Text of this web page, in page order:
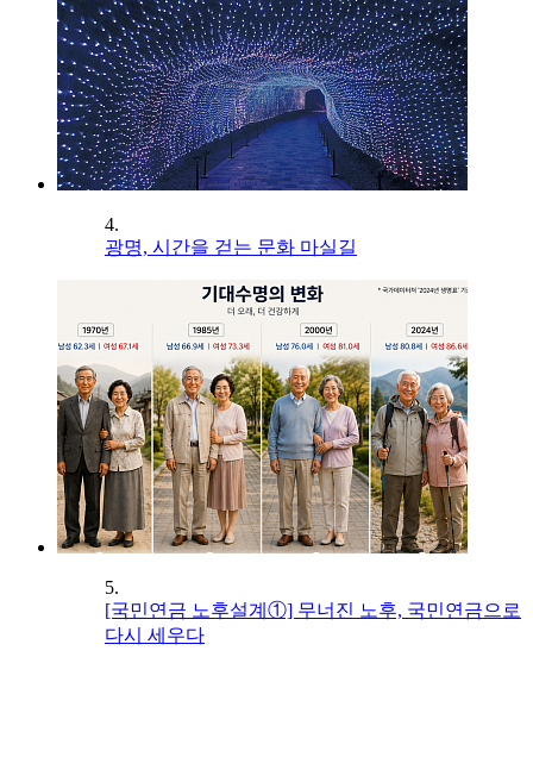
4.
광명, 시간을 걷는 문화 마실길
5.
[국민연금 노후설계①] 무너진 노후, 국민연금으로
다시 세우다